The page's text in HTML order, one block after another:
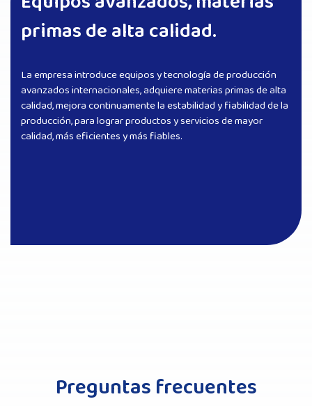
primas de alta calidad.
La empresa introduce equipos y tecnología de producción
avanzados internacionales, adquiere materias primas de alta
calidad, mejora continuamente la estabilidad y fiabilidad de la
producción, para lograr productos y servicios de mayor
calidad, más eficientes y más fiables.
Preguntas frecuentes